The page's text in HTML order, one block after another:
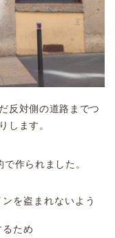
反対側の道路までつ
します。
作られました。
を盗まれないよう
ため